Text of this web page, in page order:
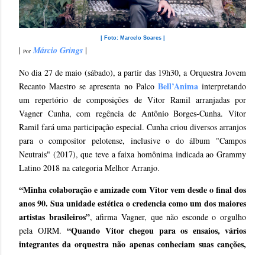
| Foto: Marcelo Soares |
| Por Márcio Grings |
No dia 27 de maio (sábado), a partir das 19h30, a Orquestra Jovem
Recanto Maestro se apresenta no Palco Bell’Animainterpretando
um repertório de composições de Vitor Ramil arranjadas por
Vagner Cunha, com regência de Antônio Borges-Cunha. Vitor
Ramil fará uma participação especial. Cunha criou diversos arranjos
para o compositor pelotense, inclusive o do álbum "Campos
Neutrais" (2017), que teve a faixa homônima indicada ao Grammy
Latino 2018 na categoria Melhor Arranjo.
“Minha colaboração e amizade com Vitor vem desde o final dos
anos 90. Sua unidade estética o credencia como um dos maiores
artistas brasileiros”, afirma Vagner, que não esconde o orgulho
pela OJRM. “Quando Vitor chegou para os ensaios, vários
integrantes da orquestra não apenas conheciam suas canções,